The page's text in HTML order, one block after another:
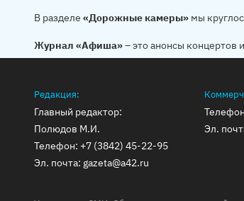
В разделе «Дорожные камеры» мы
Журнал «Афиша»– это анонсы концертов
Редакция:
Главный редактор:
Полюдов М.И.
Телефон: +7 (3842) 45-22-95
Эл. почта: gazeta@a42.ru
Эл.